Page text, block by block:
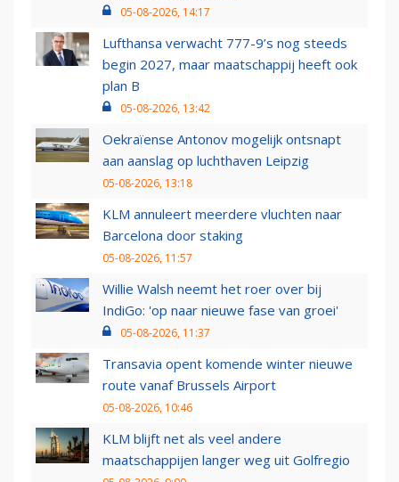
05-08-2026, 14:17
Lufthansa verwacht 777-9’s nog steeds
begin 2027, maar maatschappij heeft ook
plan B
05-08-2026, 13:42
Oekraïense Antonov mogelijk ontsnapt
aan aanslag op luchthaven Leipzig
05-08-2026, 13:18
KLM annuleert meerdere vluchten naar
Barcelona door staking
05-08-2026, 11:57
Willie Walsh neemt het roer over bij
IndiGo: 'op naar nieuwe fase van groei'
05-08-2026, 11:37
Transavia opent komende winter nieuwe
route vanaf Brussels Airport
05-08-2026, 10:46
KLM blijft net als veel andere
maatschappijen langer weg uit Golfregio